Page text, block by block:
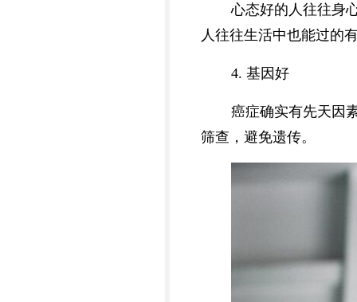
心态好的人往往身
人往往生活中也能过的
4. 基因好
癌症确实有先天因
筛查，避免遗传。